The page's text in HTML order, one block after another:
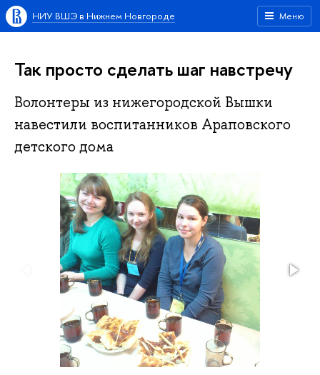
Меню
НИУ ВШЭ в Нижнем Новгороде
Так просто сделать шаг навстречу
Волонтеры из нижегородской Вышки
навестили воспитанников Араповского
детского дома